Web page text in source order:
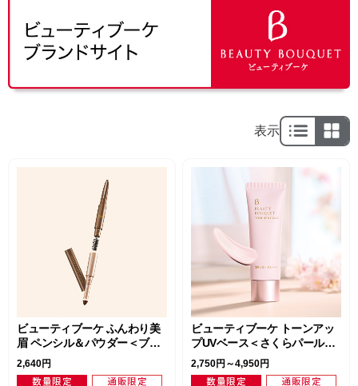
表示
ビューティブーケ ふんわり美
眉 ペンシル＆パウダー＜ブラ
ウン＞
2,640円
ビューティブーケ トーンアッ
プUVベース＜さくらパール＞
（SPF50+・PA++++）
2,750円～4,950円